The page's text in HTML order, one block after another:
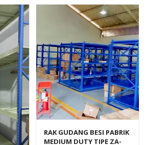
RAK GUDANG BESI PABRIK
MEDIUM DUTY TIPE ZA-